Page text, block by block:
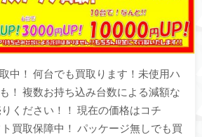
中！ 何台でも買取ります！未使用ハ
！ 複数お持ち込み台数による減額な
ください！！ 現在の価格はコチ
買取保障中！ パッケージ無しでも買